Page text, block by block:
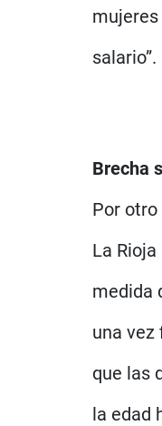
salario”.
Brecha
Por
La
medida
una vez
que las
la edad